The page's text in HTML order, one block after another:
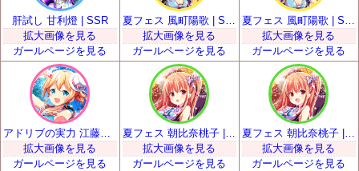
肝試し 甘利燈 | SSR
拡大画像を見る
ガールページを見る
拡大画像を見る
ガールページを見る
拡大画像を見る
ガールページを見る
拡大画像を見る
ガールページを見る
夏フェス 朝比奈桃子 | SSR
拡大画像を見る
ガールページを見る
夏フェス 朝比奈桃子 | SSR
拡大画像を見る
ガールページを見る